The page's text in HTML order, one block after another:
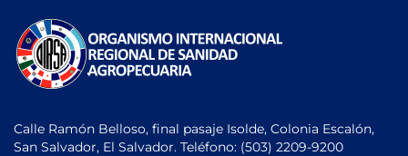
Calle Ramón Belloso, final pasaje Isolde, Colonia Escalón,
San Salvador, El Salvador. Teléfono: (503) 2209-9200